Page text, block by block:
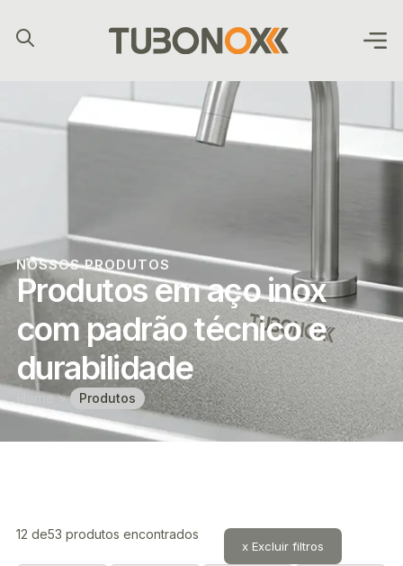
Buscar
NOSSOS PRODUTOS
Produtos em aço inox
com padrão técnico e
durabilidade
Home> Produtos
12 de53 produtos encontrados
x Excluir filtros